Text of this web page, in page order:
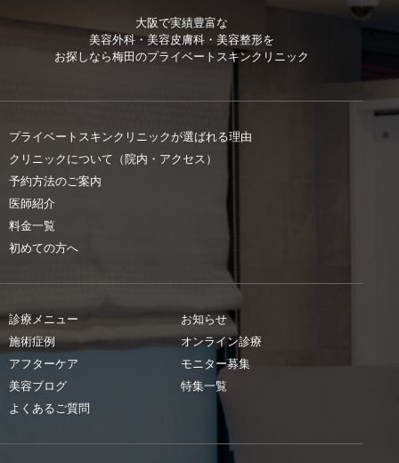
大阪で実績豊富な
美容外科・美容皮膚科・美容整形を
お探しなら梅田のプライベートスキンクリニック
プライベートスキンクリニックが選ばれる理由
クリニックについて（院内・アクセス）
予約方法のご案内
医師紹介
料金一覧
初めての方へ
診療メニュー
施術症例
アフターケア
美容ブログ
よくあるご質問
お知らせ
オンライン診療
モニター募集
特集一覧